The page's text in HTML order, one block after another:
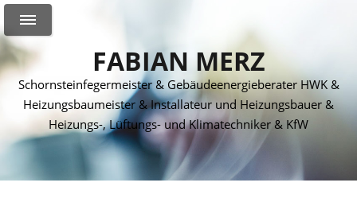
FABIAN MERZ
Schornsteinfegermeister & Gebäudeenergieberater HWK &
Heizungsbaumeister & Installateur und Heizungsbauer &
Heizungs-, Lüftungs- und Klimatechniker & KfW